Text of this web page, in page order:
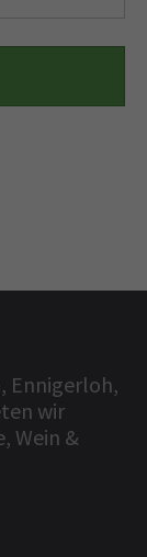
Ennigerloh,
wir
Wein &